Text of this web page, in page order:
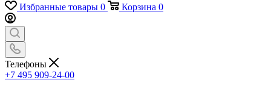
Избранные товары 0 Корзина 0
Телефоны
+7 495 909-24-00